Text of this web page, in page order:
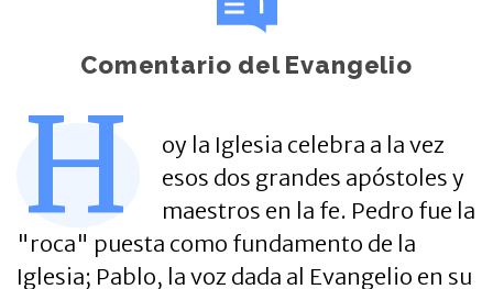
Comentario del Evangelio
H
oy la Iglesia celebra a la vez
esos dos grandes apóstoles y
maestros en la fe. Pedro fue la
"roca" puesta como fundamento de la
Iglesia; Pablo, la voz dada al Evangelio en su